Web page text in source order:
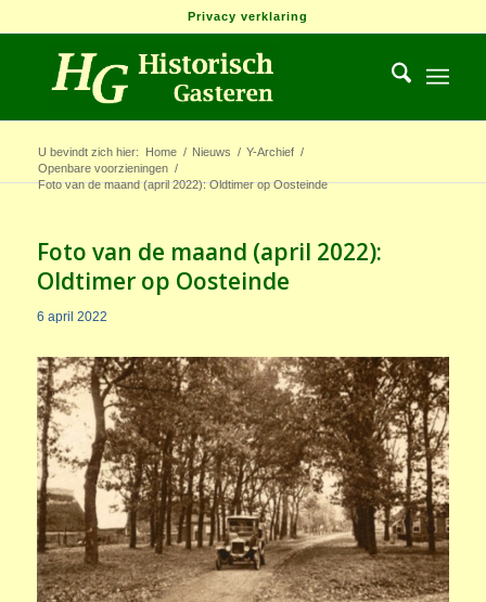
Privacy verklaring
U bevindt zich hier: Home / Nieuws / Y-Archief /
Openbare voorzieningen /
Foto van de maand (april 2022): Oldtimer op Oosteinde
Foto van de maand (april 2022):
Oldtimer op Oosteinde
6 april 2022